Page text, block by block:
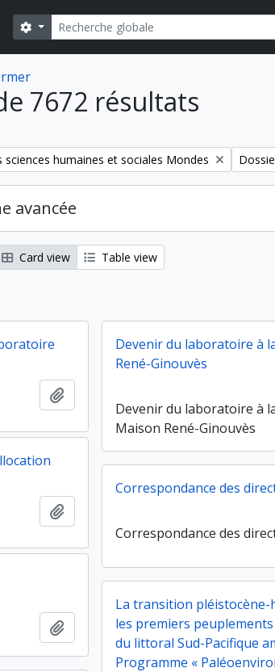
Rechercher
Search options
7672 résultats
sciences humaines et sociales Mondes
avancée
Card view Table view
Devenir du laboratoire à
René-Ginouvès
Devenir du laboratoire à
Maison René-Ginouvès
Correspondance des
Correspondance des
Ajouter au presse-papier
La transition pléistocène-
les premiers
du littoral Sud-Pacifique
Programme «